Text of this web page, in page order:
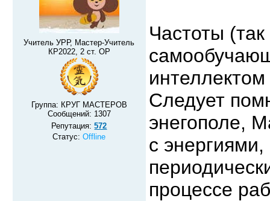
Учитель УРР, Мастер-Учитель
КР2022, 2 ст. ОР
Группа: КРУГ МАСТЕРОВ
Сообщений: 1307
Репутация:572
Статус:Offline
Частоты
интеллектом
Следует
энегополе,
с
процессе